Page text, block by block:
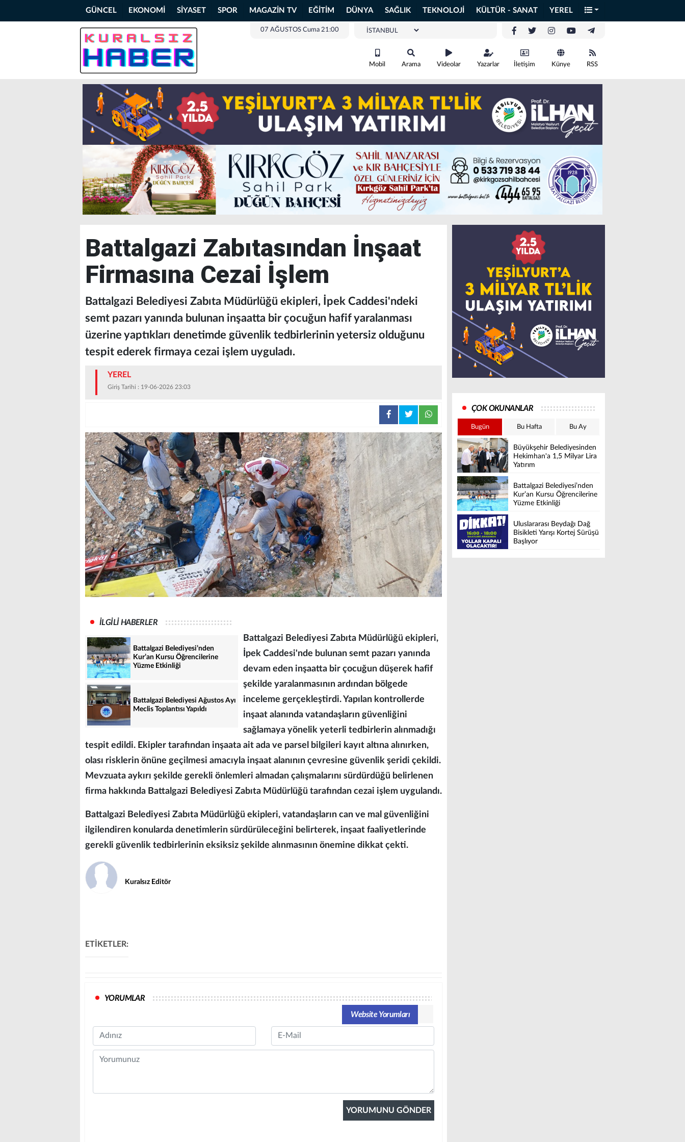
GÜNCEL EKONOMİ SİYASET SPOR MAGAZİN TV EĞİTİM DÜNYA SAĞLIK TEKNOLOJİ KÜLTÜR - SANAT YEREL
07 AĞUSTOS Cuma 21:00
Mobil Arama Videolar Yazarlar İletişim Künye RSS
Battalgazi Zabıtasından İnşaat
Firmasına Cezai İşlem
Battalgazi Belediyesi Zabıta Müdürlüğü ekipleri, İpek Caddesi'ndeki
semt pazarı yanında bulunan inşaatta bir çocuğun hafif yaralanması
üzerine yaptıkları denetimde güvenlik tedbirlerinin yetersiz olduğunu
tespit ederek firmaya cezai işlem uyguladı.
YEREL
Giriş Tarihi : 19-06-2026 23:03
İLGİLİ HABERLER
Battalgazi Belediyesi’nden
Kur’an Kursu Öğrencilerine
Yüzme Etkinliği
Battalgazi Belediyesi Ağustos Ayı
Meclis Toplantısı Yapıldı
Battalgazi Belediyesi Zabıta Müdürlüğü ekipleri,
İpek Caddesi'nde bulunan semt pazarı yanında
devam eden inşaatta bir çocuğun düşerek hafif
şekilde yaralanmasının ardından bölgede
inceleme gerçekleştirdi. Yapılan kontrollerde
inşaat alanında vatandaşların güvenliğini
sağlamaya yönelik yeterli tedbirlerin alınmadığı
tespit edildi. Ekipler tarafından inşaata ait ada ve parsel bilgileri kayıt altına alınırken,
olası risklerin önüne geçilmesi amacıyla inşaat alanının çevresine güvenlik şeridi çekildi.
Mevzuata aykırı şekilde gerekli önlemleri almadan çalışmalarını sürdürdüğü belirlenen
firma hakkında Battalgazi Belediyesi Zabıta Müdürlüğü tarafından cezai işlem uygulandı.
Battalgazi Belediyesi Zabıta Müdürlüğü ekipleri, vatandaşların can ve mal güvenliğini
ilgilendiren konularda denetimlerin sürdürüleceğini belirterek, inşaat faaliyetlerinde
gerekli güvenlik tedbirlerinin eksiksiz şekilde alınmasının önemine dikkat çekti.
Kuralsız Editör
ETİKETLER:
YORUMLAR
Website Yorumları
Name Email
Comment
ÇOK OKUNANLAR
Bugün Bu Hafta Bu Ay
Büyükşehir Belediyesinden
Hekimhan'a 1,5 Milyar Lira
Yatırım
Battalgazi Belediyesi’nden
Kur’an Kursu Öğrencilerine
Yüzme Etkinliği
Uluslararası Beydağı Dağ
Bisikleti Yarışı Kortej Sürüşü
Başlıyor